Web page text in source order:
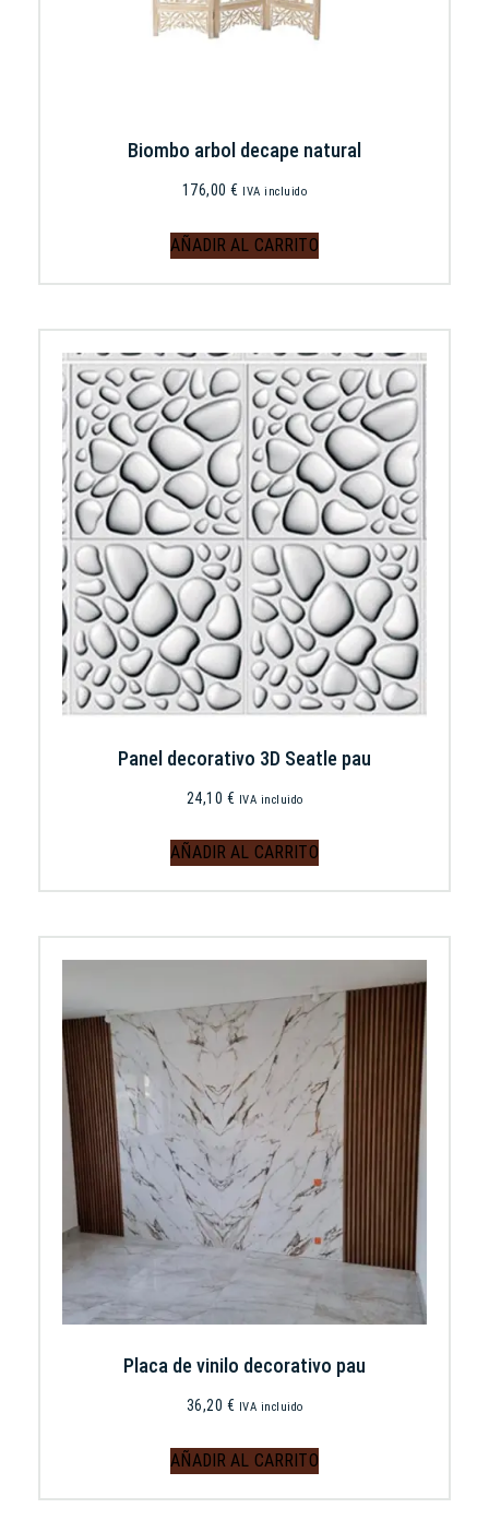
Biombo arbol decape natural
176,00€ IVA incluido
AÑADIR AL CARRITO
Panel decorativo 3D Seatle pau
24,10 € IVA incluido
AÑADIR AL CARRITO
Placa de vinilo decorativo pau
36,20 € IVA incluido
AÑADIR AL CARRITO